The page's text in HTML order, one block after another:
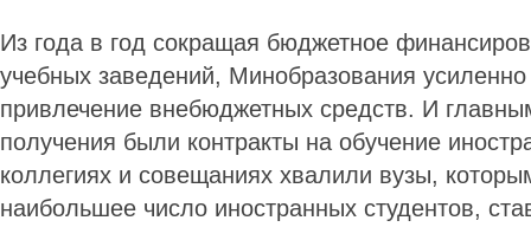
Из года в год сокращая бюджетное
учебных заведений, Минобразования усиленно
привлечение внебюджетных средств. И
получения были контракты на обучение
коллегиях и совещаниях хвалили вузы,
наибольшее число иностранных студентов,